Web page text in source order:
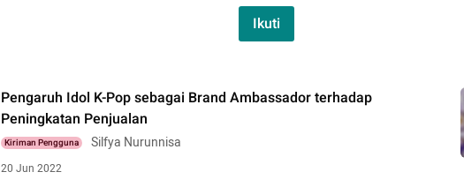
Ikuti
Pengaruh Idol K-Pop sebagai Brand Ambassador terhadap
Peningkatan Penjualan
Kiriman Pengguna Silfya Nurunnisa
20 Jun 2022